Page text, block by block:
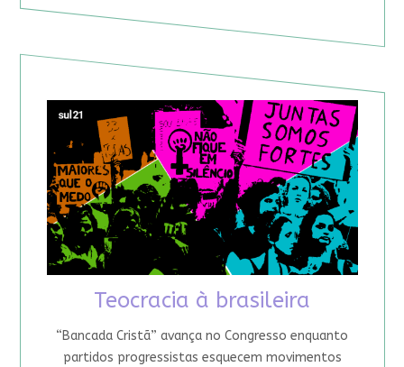
Teocracia à brasileira
“Bancada Cristã” avança no Congresso enquanto
partidos progressistas esquecem movimentos